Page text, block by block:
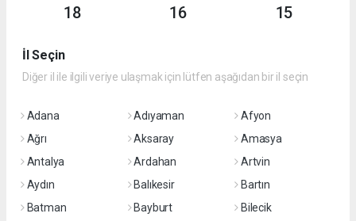
18
16
15
İl Seçin
Diğer il ile ilgili veriye ulaşmak için lütfen aşağıdan bir il seçin
Adana Adıyaman
Afyon
Ağrı
Aksaray
Amasya
Antalya
Ardahan
Artvin
Aydın
Balıkesir
Bartın
Batman
Bayburt
Bilecik